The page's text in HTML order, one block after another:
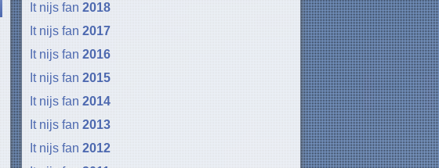
It nijs fan2018
It nijs fan2017
It nijs fan2016
It nijs fan2015
It nijs fan2014
It nijs fan2013
It nijs fan2012